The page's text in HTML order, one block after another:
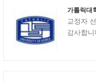
가톨릭대
교정자
감사합니